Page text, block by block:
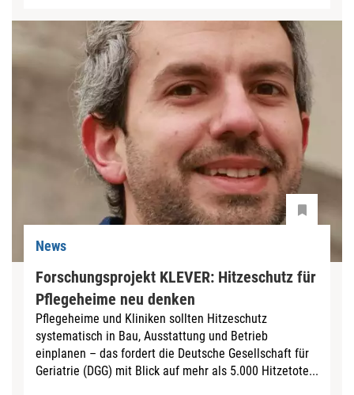
News
Forschungsprojekt KLEVER: Hitzeschutz für
Pflegeheime neu denken
Pflegeheime und Kliniken sollten Hitzeschutz
systematisch in Bau, Ausstattung und Betrieb
einplanen – das fordert die Deutsche Gesellschaft für
Geriatrie (DGG) mit Blick auf mehr als 5.000 Hitzetote...